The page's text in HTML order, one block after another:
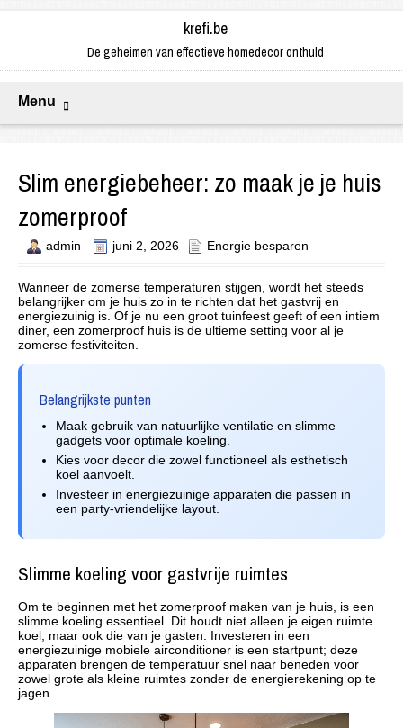
krefi.be
De geheimen van effectieve homedecor onthuld
Menu
Slim energiebeheer: zo maak je je huis
zomerproof
admin juni 2, 2026 Energie besparen
Wanneer de zomerse temperaturen stijgen, wordt het steeds
belangrijker om je huis zo in te richten dat het gastvrij en
energiezuinig is. Of je nu een groot tuinfeest geeft of een intiem
diner, een zomerproof huis is de ultieme setting voor al je
zomerse festiviteiten.
Belangrijkste punten
Maak gebruik van natuurlijke ventilatie en slimme
gadgets voor optimale koeling.
Kies voor decor die zowel functioneel als esthetisch
koel aanvoelt.
Investeer in energiezuinige apparaten die passen in
een party-vriendelijke layout.
Slimme koeling voor gastvrije ruimtes
Om te beginnen met het zomerproof maken van je huis, is een
slimme koeling essentieel. Dit houdt niet alleen je eigen ruimte
koel, maar ook die van je gasten. Investeren in een
energiezuinige mobiele airconditioner is een startpunt; deze
apparaten brengen de temperatuur snel naar beneden voor
zowel grote als kleine ruimtes zonder de energierekening op te
jagen.